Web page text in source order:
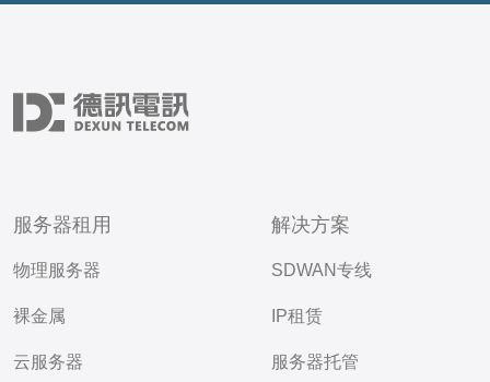
服务器租用
物理服务器
裸金属
云服务器
解决方案
SDWAN专线
IP租赁
服务器托管